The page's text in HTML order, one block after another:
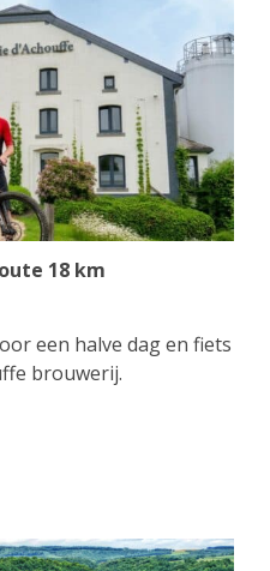
18 km
een halve dag en fiets
brouwerij.